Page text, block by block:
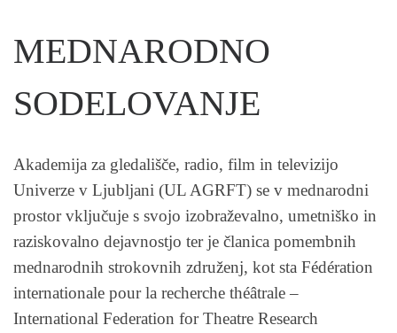
MEDNARODNO
SODELOVANJE
Akademija za gledališče, radio, film in televizijo
Univerze v Ljubljani (UL AGRFT) se v mednarodni
prostor vključuje s svojo izobraževalno, umetniško in
raziskovalno dejavnostjo ter je članica pomembnih
mednarodnih strokovnih združenj, kot sta Fédération
internationale pour la recherche théâtrale –
International Federation for Theatre Research